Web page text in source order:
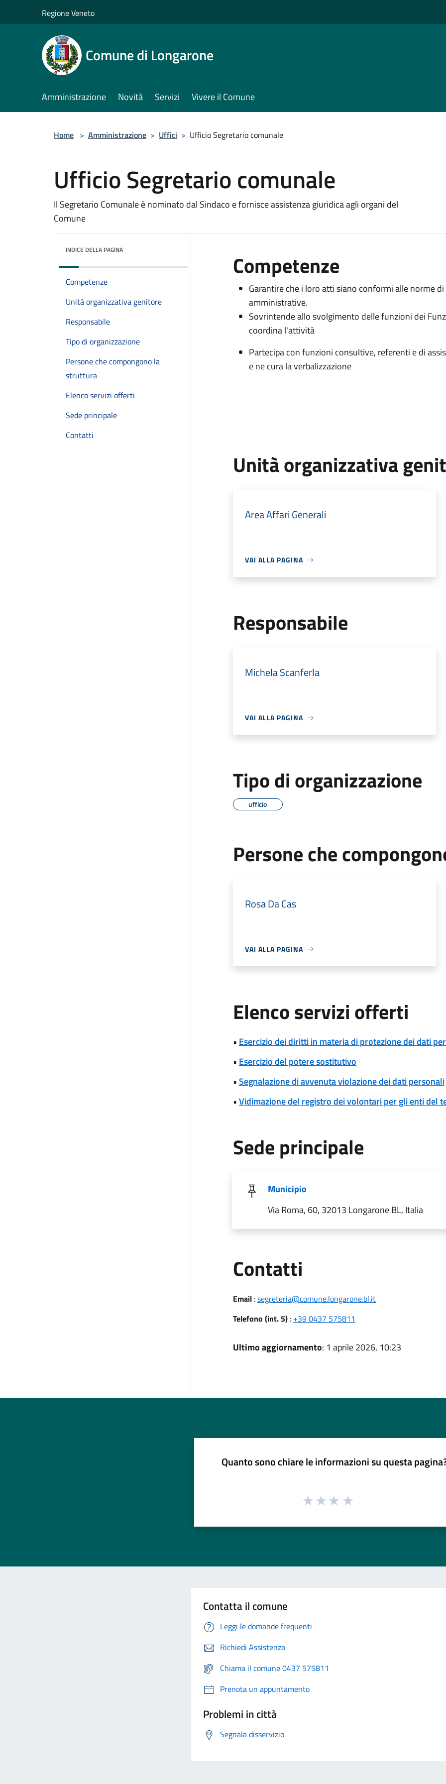
Regione Veneto
Comune di Longarone
Amministrazione Novità Servizi Vivere il Comune
Home > Amministrazione > Uffici > Ufficio Segretario comunale
Ufficio Segretario comunale
Il Segretario Comunale è nominato dal Sindaco e fornisce assistenza giuridica agli organi del
Comune
INDICE DELLA PAGINA
Competenze
Unità organizzativa genitore
Responsabile
Tipo di organizzazione
Persone che compongono la
struttura
Elenco servizi offerti
Sede principale
Contatti
Competenze
Garantire che i loro atti siano conformi alle norme
amministrative.
Sovrintende allo svolgimento delle funzioni dei
coordina l'attività
Partecipa con funzioni consultive, referenti e di
e ne cura la verbalizzazione
Unità organizzativa
Area Affari Generali
VAI ALLA PAGINA
Responsabile
Michela Scanferla
VAI ALLA PAGINA
Tipo di organizzazione
ufficio
Persone che
Rosa Da Cas
VAI ALLA PAGINA
Elenco servizi offerti
• Esercizio dei diritti in materia di protezione dei dati
• Esercizio del potere sostitutivo
•Segnalazione di avvenuta violazione dei dati personali
•Vidimazione del registro dei volontari per gli enti del
Sede principale
Municipio
Via Roma, 60, 32013 Longarone BL, Italia
Contatti
Email:segreteria@comune.longarone.bl.it
Telefono (int. 5): +39 0437 575811
Ultimo aggiornamento: 1 aprile 2026, 10:23
Quanto sono chiare le informazioni su questa
Contatta il comune
Leggi le domande frequenti
Richiedi Assistenza
Chiama il comune 0437 575811
Prenota un appuntamento
Problemi in città
Segnala disservizio